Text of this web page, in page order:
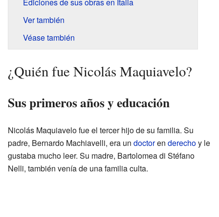
Ver también
Véase también
¿Quién fue Nicolás Maquiavelo?
Sus primeros años y educación
Nicolás Maquiavelo fue el tercer hijo de su familia. Su
padre, Bernardo Machiavelli, era un doctoren derechoy le
gustaba mucho leer. Su madre, Bartolomea di Stéfano
Nelli, también venía de una familia culta.